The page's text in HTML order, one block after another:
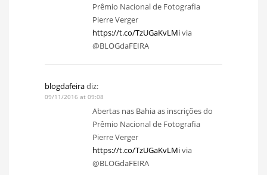
Prêmio Nacional de Fotografia
Pierre Verger
https://t.co/TzUGaKvLMivia
@BLOGdaFEIRA
blogdafeiradiz:
09/11/2016 at 09:08
Abertas nas Bahia as inscrições do
Prêmio Nacional de Fotografia
Pierre Verger
https://t.co/TzUGaKvLMivia
@BLOGdaFEIRA